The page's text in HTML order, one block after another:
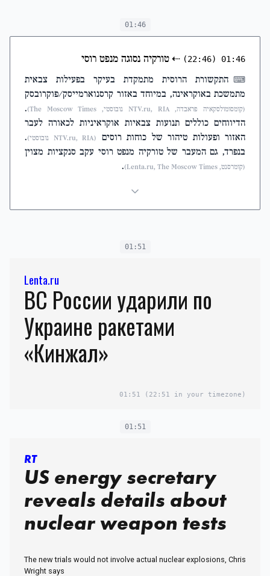
01:46
01:46
(22:46)
⇠טורקיה נסוגה מנפט רוסי
⌨ התקשורת הרוסית מתמקדת בעיקר בפעילות צבאית
מתמשכת באוקראינה, במיוחד באזור קרסנוארמייסק/פוקרובסק
(קומסומולסקאיה פראבדה, NTV.ru, RIA נובוסטי, The Moscow Times)
.
הדיווחים כוללים תנועות צבאיות אוקראיניות לכאורה לעבר
האזור ופעולות טיהור של כוחות רוסים
(NTV.ru, RIA נובוסטי)
.
בנפרד, גם המעבר של טורקיה מנפט רוסי עקב סנקציות מצוין
(קומרסנט, Lenta.ru, The Moscow Times) .
01:51
Lenta.ru
ВС России ударили по
Украине ракетами
«Кинжал»
01:51 (22:51 in your timezone)
01:51
RT
US energy secretary
reveals details about
nuclear weapon tests
The new trials would not involve actual nuclear explosions, Chris
Wright says